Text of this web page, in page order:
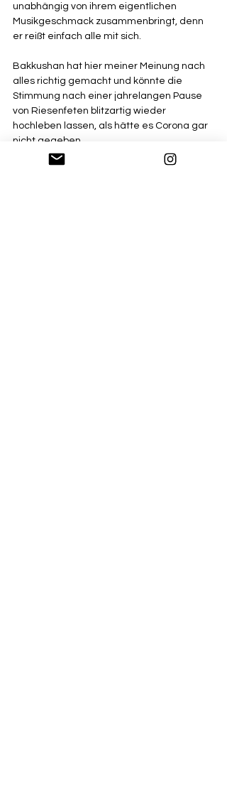
unabhängig von ihrem eigentlichen
Musikgeschmack zusammenbringt, denn
er reißt einfach alle mit sich.
Bakkushan hat hier meiner Meinung nach
alles richtig gemacht und könnte die
Stimmung nach einer jahrelangen Pause
von Riesenfeten blitzartig wieder
hochleben lassen, als hätte es Corona gar
nicht gegeben.
Future Flutwelle